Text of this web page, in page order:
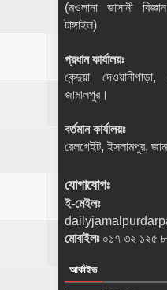
(মওলানা ভাসানী
টাঙ্গাইল)
প্রধান কার্যালয়ঃ
কেন্দুয়া
জামালপুর।
বর্তমান কার্যালয়ঃ
রেলগেইট, ইসলামপুর,
যোগাযোগঃ
ই-মেইলঃ
মোবাইলঃ ০১৭ ৩২ ১২৫
আর্কাইভ